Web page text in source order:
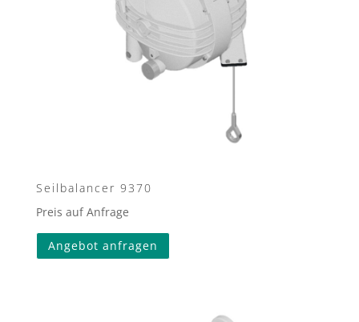
Seilbalancer 9370
Preis auf Anfrage
Angebot anfragen